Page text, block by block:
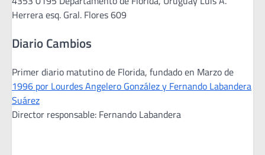
Herrera esq. Gral. Flores 609
Diario Cambios
Primer diario matutino de Florida, fundado en Marzo de
1996 por Lourdes Angelero González y Fernando Labandera
Suárez
Director responsable: Fernando Labandera